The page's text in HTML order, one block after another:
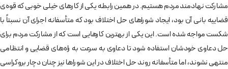
مشاركت نهادمند مردم هستيم. در همين رابطه يكی از كارهای خيلی خوبی كه قوه‌ی
قضاييه بانی آن بود، ايجاد شوراهای حل اختلاف بود كه متأسفانه اجرای آن نسبتاً با
شكست مواجه شده است. اين يكی از بهترين كارهايی است كه از مشاركت مردم برای
حل دعاوی خودشان استفاده شود تا دعاوی به سرعت به راه‌های قضايی و انتظامی
منتهی نشوند، اما متأسفانه روند حل اختلاف در اين شوراها نيز چنان دچار بروكراسی